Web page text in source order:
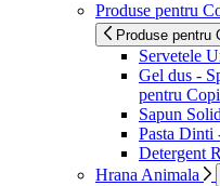
Produse pentru
Produse pentru
Servetele
Gel dus -
pentru
Sapun
Pasta Dinti
Detergent
Hrana Animala